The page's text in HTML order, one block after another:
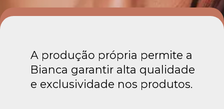
A produção própria permite a
Bianca garantir alta qualidade
e exclusividade nos produtos.